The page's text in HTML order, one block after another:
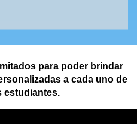
para poder brindar
a cada uno de
estudiantes.